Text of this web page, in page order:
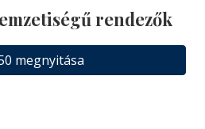
rendezők
megnyitása